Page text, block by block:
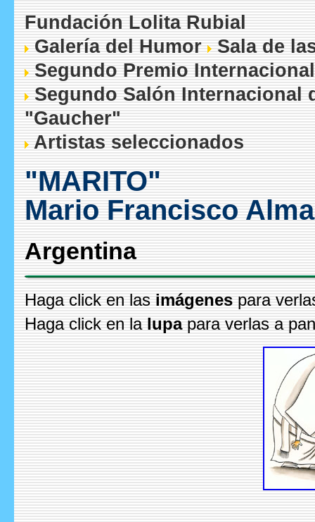
Fundación Lolita Rubial
Galería del Humor
Sala de
Segundo Premio
Segundo Salón Internacional
"Gaucher"
Artistas seleccionados
"MARITO"
Mario Francisco
Argentina
Haga click en las imágenes para
Haga click en la lupapara verlas a